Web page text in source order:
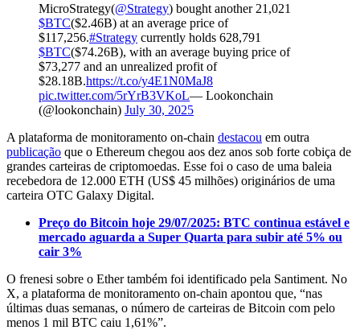
MicroStrategy(@Strategy) bought another 21,021
$BTC($2.46B) at an average price of
$117,256.#Strategy currently holds 628,791
$BTC($74.26B), with an average buying price of
$73,277 and an unrealized profit of
$28.18B.https://t.co/y4E1N0MaJ8
pic.twitter.com/5rYrB3VKoL— Lookonchain
(@lookonchain) July 30, 2025
A plataforma de monitoramento on-chain destacou em outra
publicação que o Ethereum chegou aos dez anos sob forte cobiça de
grandes carteiras de criptomoedas. Esse foi o caso de uma baleia
recebedora de 12.000 ETH (US$ 45 milhões) originários de uma
carteira OTC Galaxy Digital.
Preço do Bitcoin hoje 29/07/2025: BTC continua estável e
mercado aguarda a Super Quarta para subir até 5% ou
cair 3%
O frenesi sobre o Ether também foi identificado pela Santiment. No
X, a plataforma de monitoramento on-chain apontou que, “nas
últimas duas semanas, o número de carteiras de Bitcoin com pelo
menos 1 mil BTC caiu 1,61%”.